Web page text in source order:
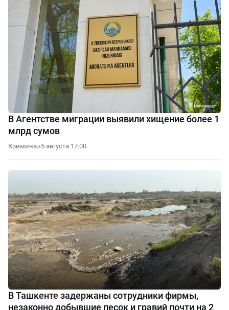
В Агентстве миграции выявили хищение более 1
млрд сумов
Криминал5 августа 17:00
В Ташкенте задержаны сотрудники фирмы,
незаконно добывшие песок и гравий почти на 2